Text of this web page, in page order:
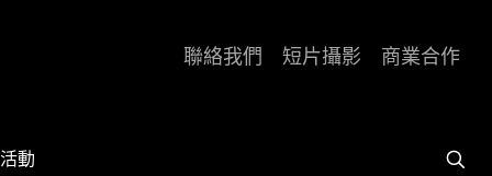
活動
聯絡我們 短片攝影 商業合作